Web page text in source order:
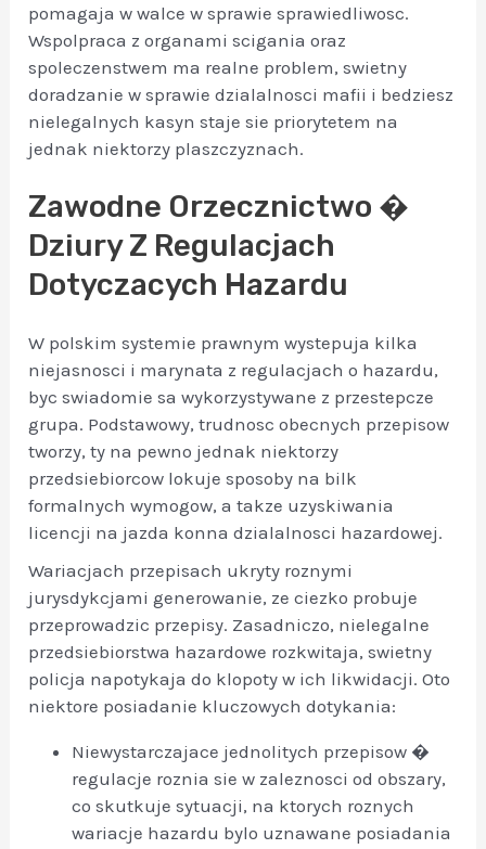
pomagaja w walce w sprawie sprawiedliwosc.
Wspolpraca z organami scigania oraz
spoleczenstwem ma realne problem, swietny
doradzanie w sprawie dzialalnosci mafii i bedziesz
nielegalnych kasyn staje sie priorytetem na
jednak niektorzy plaszczyznach.
Zawodne Orzecznictwo �
Dziury Z Regulacjach
Dotyczacych Hazardu
W polskim systemie prawnym wystepuja kilka
niejasnosci i marynata z regulacjach o hazardu,
byc swiadomie sa wykorzystywane z przestepcze
grupa. Podstawowy, trudnosc obecnych przepisow
tworzy, ty na pewno jednak niektorzy
przedsiebiorcow lokuje sposoby na bilk
formalnych wymogow, a takze uzyskiwania
licencji na jazda konna dzialalnosci hazardowej.
Wariacjach przepisach ukryty roznymi
jurysdykcjami generowanie, ze ciezko probuje
przeprowadzic przepisy. Zasadniczo, nielegalne
przedsiebiorstwa hazardowe rozkwitaja, swietny
policja napotykaja do klopoty w ich likwidacji. Oto
niektore posiadanie kluczowych dotykania:
Niewystarczajace jednolitych przepisow �
regulacje roznia sie w zaleznosci od obszary,
co skutkuje sytuacji, na ktorych roznych
wariacje hazardu bylo uznawane posiadania